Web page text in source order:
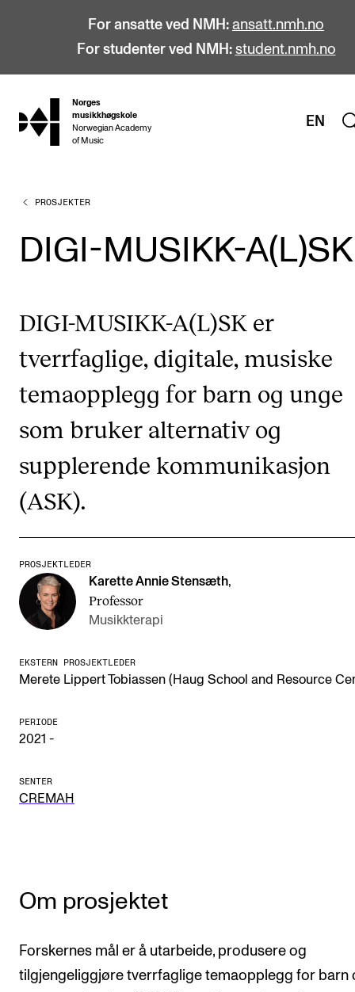
For ansatte ved NMH: ansatt.nmh.no
For studenter ved NMH: student.nmh.no
hjem
Norges
musikkhøgskole
Norwegian Academy
of Music
EN
STUDIER
Alle studier
Bachelor
Doktorgrad
Årsstudium og videreutdanning
Talentutvikling
STUDENTLIV
Søknad og opptak
Salane våre
Studentutvalet SUT (student.nmh.no)
FORSKNING
CREMAH
NordART
Prosjekter
Publikasjoner
Internasjonal strategi
Samarbeidsprosjekter
Nettverk
PROSJEKTER
DIGI-MUSIKK-A(L)SK
DIGI-MUSIKK-A(L)SK er
tverrfaglige, digitale, musiske
temaopplegg for barn og unge
som bruker alternativ og
supplerende kommunikasjon
(ASK).
PROSJEKTLEDER
Karette Annie Stensæth,
Professor
Musikkterapi
EKSTERN PROSJEKTLEDER
Merete Lippert Tobiassen (Haug School and Resource
PERIODE
2021 -
SENTER
CREMAH
Om prosjektet
Forskernes mål er å utarbeide, produsere og
tilgjengeliggjøre tverrfaglige temaopplegg for barn